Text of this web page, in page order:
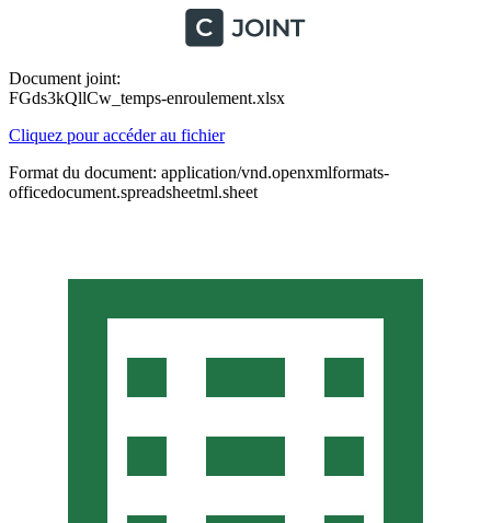
Document joint:
FGds3kQllCw_temps-enroulement.xlsx
Cliquez pour accéder au fichier
Format du document: application/vnd.openxmlformats-
officedocument.spreadsheetml.sheet